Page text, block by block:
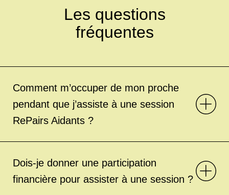
Les questions
fréquentes
Comment m’occuper de mon proche
pendant que j’assiste à une session
RePairs Aidants ?
Dois-je donner une participation
financière pour assister à une session ?